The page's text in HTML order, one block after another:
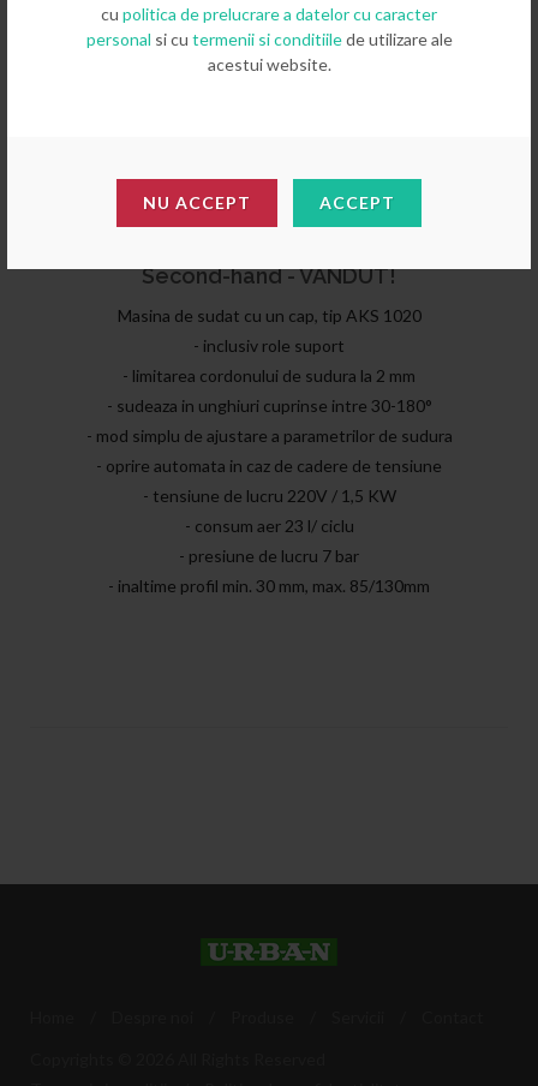
cu politica de prelucrare a datelor cu caracter
personal si cu termenii si conditiilede utilizare ale
acestui website.
NU ACCEPT ACCEPT
Second-hand - VANDUT!
Masina de sudat cu un cap, tip AKS 1020
- inclusiv role suport
- limitarea cordonului de sudura la 2 mm
- sudeaza in unghiuri cuprinse intre 30-180°
- mod simplu de ajustare a parametrilor de sudura
- oprire automata in caz de cadere de tensiune
- tensiune de lucru 220V / 1,5 KW
- consum aer 23 l/ ciclu
- presiune de lucru 7 bar
- inaltime profil min. 30 mm, max. 85/130mm